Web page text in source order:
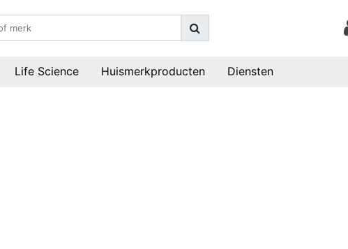
Life Science Huismerkproducten Diensten